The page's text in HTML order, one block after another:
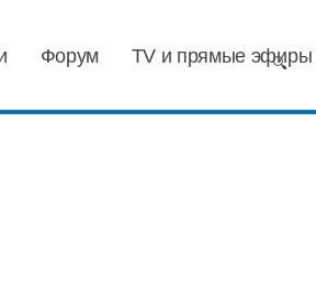
Форум TV и прямые эфиры